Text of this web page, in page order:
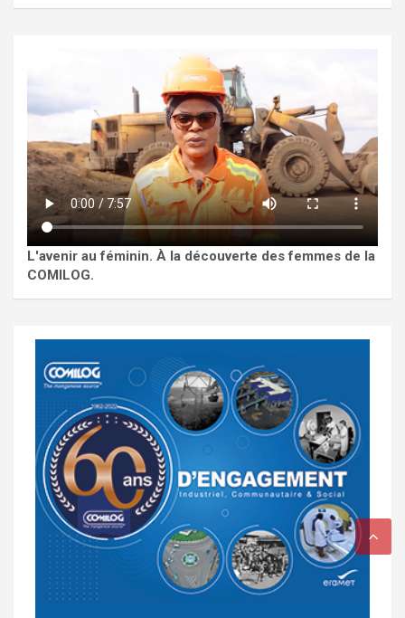
L'avenir au féminin. À la découverte des femmes de la
COMILOG.